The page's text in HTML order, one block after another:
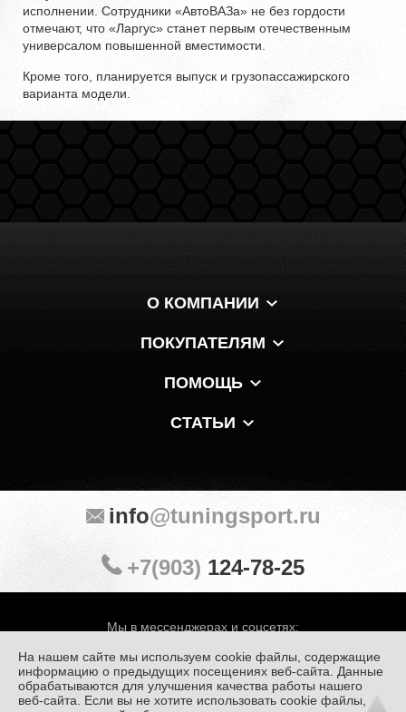
исполнении. Сотрудники «АвтоВАЗа» не без гордости
отмечают, что «Ларгус» станет первым отечественным
универсалом повышенной вместимости.
Кроме того, планируется выпуск и грузопассажирского
варианта модели.
О КОМПАНИИ
ПОКУПАТЕЛЯМ
ПОМОЩЬ
СТАТЬИ
Мы в мессенджерах и соцсетях:
info@tuningsport.ru
+7(903) 124-78-25
На нашем сайте мы используем cookie файлы, содержащие
информацию о предыдущих посещениях веб-сайта. Данные
обрабатываются для улучшения качества работы нашего
веб-сайта. Если вы не хотите использовать cookie файлы,